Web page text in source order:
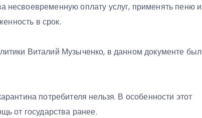
несвоевременную оплату услуг, применять пеню и
в срок.
Виталий Музыченко, в данном документе был
потребителя нельзя. В особенности этот
от государства ранее.